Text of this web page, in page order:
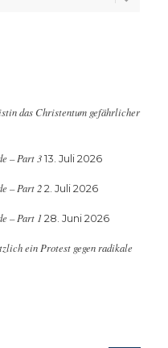
das Christentum gefährlicher
– Part 3 13. Juli 2026
– Part 2 2. Juli 2026
– Part 1 28. Juni 2026
ein Protest gegen radikale